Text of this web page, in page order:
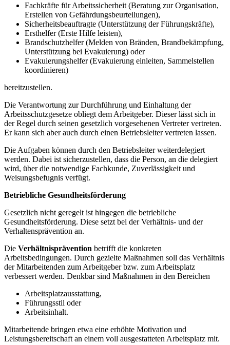
Fachkräfte für Arbeitssicherheit (Beratung zur Organisation,
Erstellen von Gefährdungsbeurteilungen),
Sicherheitsbeauftragte (Unterstützung der Führungskräfte),
Ersthelfer (Erste Hilfe leisten),
Brandschutzhelfer (Melden von Bränden, Brandbekämpfung,
Unterstützung bei Evakuierung) oder
Evakuierungshelfer (Evakuierung einleiten, Sammelstellen
koordinieren)
bereitzustellen.
Die Verantwortung zur Durchführung und Einhaltung der
Arbeitsschutzgesetze obliegt dem Arbeitgeber. Dieser lässt sich in
der Regel durch seinen gesetzlich vorgesehenen Vertreter vertreten.
Er kann sich aber auch durch einen Betriebsleiter vertreten lassen.
Die Aufgaben können durch den Betriebsleiter weiterdelegiert
werden. Dabei ist sicherzustellen, dass die Person, an die delegiert
wird, über die notwendige Fachkunde, Zuverlässigkeit und
Weisungsbefugnis verfügt.
Betriebliche Gesundheitsförderung
Gesetzlich nicht geregelt ist hingegen die betriebliche
Gesundheitsförderung. Diese setzt bei der Verhältnis- und der
Verhaltensprävention an.
Die Verhältnisprävention betrifft die konkreten
Arbeitsbedingungen. Durch gezielte Maßnahmen soll das Verhältnis
der Mitarbeitenden zum Arbeitgeber bzw. zum Arbeitsplatz
verbessert werden. Denkbar sind Maßnahmen in den Bereichen
Arbeitsplatzausstattung,
Führungsstil oder
Arbeitsinhalt.
Mitarbeitende bringen etwa eine erhöhte Motivation und
Leistungsbereitschaft an einem voll ausgestatteten Arbeitsplatz mit.